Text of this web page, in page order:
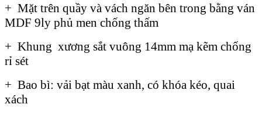
+ Mặt trên quầy và vách ngăn bên trong bằng ván
MDF 9ly phủ men chống thấm
+ Khung xương sắt vuông 14mm mạ kẽm chống
rỉ sét
+ Bao bì: vải bạt màu xanh, có khóa kéo, quai
xách